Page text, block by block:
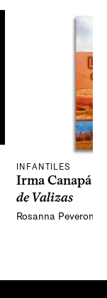
INFANTILES
Irma Canapá
de Valizas
Rosanna Peveroni